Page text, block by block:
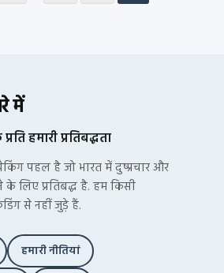
में
हमारी प्रतिबद्धता
पहल है जो भारत में दुष्प्रचार और
लिए प्रतिबद्ध है. हम किसी
से नहीं जुड़े हैं.
हमारी नीतियां